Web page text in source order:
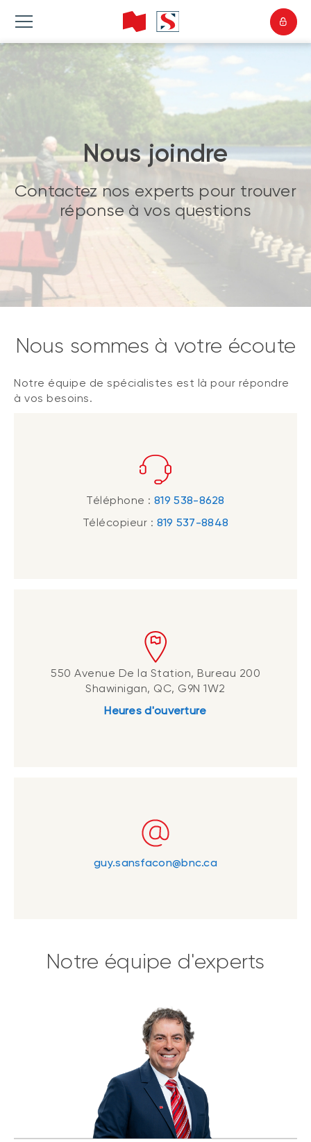
Nous joindre
Contactez nos experts pour trouver
réponse à vos questions
Nous sommes à votre écoute
Notre équipe de spécialistes est là pour répondre
à vos besoins.
Téléphone :819 538-8628
Télécopieur : 819 537-8848
550 Avenue De la Station, Bureau 200
Shawinigan, QC, G9N 1W2
Heures d'ouverture
guy.sansfacon@bnc.ca
Notre équipe d'experts